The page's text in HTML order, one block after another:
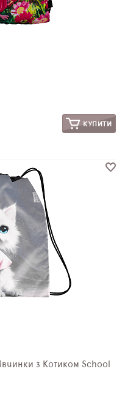
КУПИТИ
з Котиком School